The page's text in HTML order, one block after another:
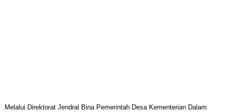
Melalui Direktorat Jendral Bina Pemerintah Desa Kementerian Dalam